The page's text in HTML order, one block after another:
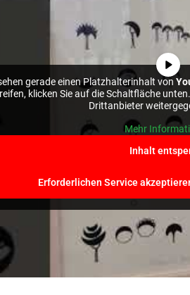
gerade einen Platzhalterinhalt von
klicken Sie auf die Schaltfläche
Drittanbieter
Mehr
Inhalt
Erforderlichen Service